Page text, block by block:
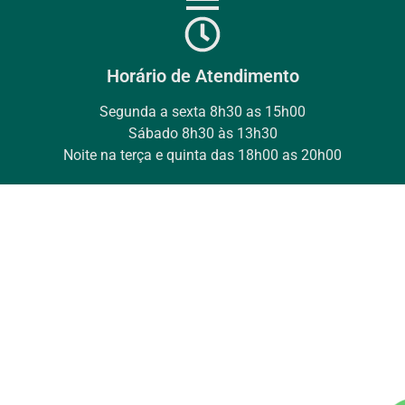
Horário de Atendimento
Segunda a sexta 8h30 as 15h00
Sábado 8h30 às 13h30
Noite na terça e quinta das 18h00 as 20h00